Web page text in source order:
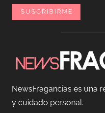
NewsFragancias es una
y cuidado personal.